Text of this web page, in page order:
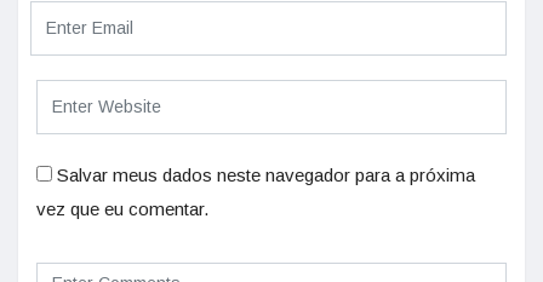
Salvar meus dados neste navegador para a próxima
vez que eu comentar.